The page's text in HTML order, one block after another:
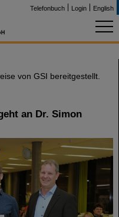
Telefonbuch Login English
von GSI bereitgestellt.
an Dr. Simon